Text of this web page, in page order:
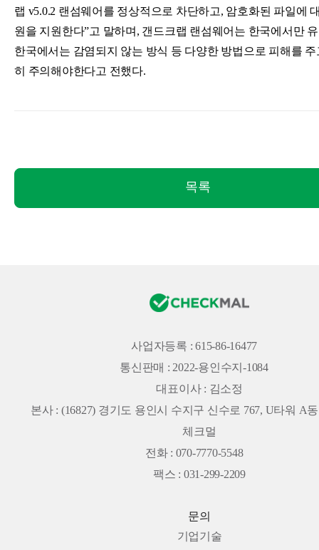
랩 v5.0.2 랜섬웨어를 정상적으로 차단하고, 암호화된 파일에
원을 지원한다”고 말하며, 갠드크랩 랜섬웨어는 한국에서만
한국에서는 감염되지 않는 방식 등 다양한 방법으로 피해를
히 주의해야한다고 전했다.
목록
사업자등록 : 615-86-16477
통신판매 : 2022-용인수지-1084
대표이사 : 김소정
본사 : (16827) 경기도 용인시 수지구 신수로 767, U타워 A
체크멀
전화 : 070-7770-5548
팩스 : 031-299-2209
문의
기업기술